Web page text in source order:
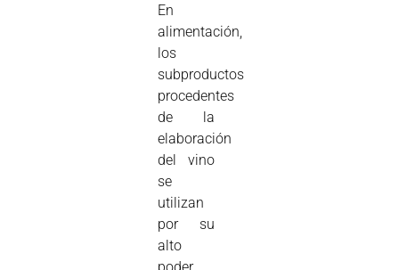
En
alimentación,
los
subproductos
procedentes
de la
elaboración
del vino
se
utilizan
por su
alto
poder